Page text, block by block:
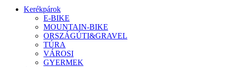
Kerékpárok
E-BIKE
MOUNTAIN-BIKE
ORSZÁGÚTI&GRAVEL
TÚRA
VÁROSI
GYERMEK